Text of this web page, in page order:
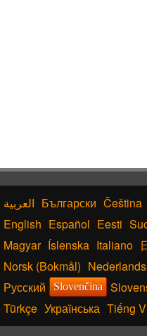
Български Čeština
English Español Eesti
Magyar Íslenska Italiano
Norsk (Bokmål) Nederlands
Русский
Slovenčina
Türkçe Українська Tiếng